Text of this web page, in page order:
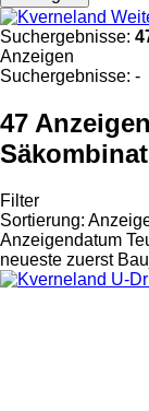
Suchergebnisse:
Anzeigen
Suchergebnisse: -
47
Filter
Sortierung:
Anzeigendatum
neueste zuerst